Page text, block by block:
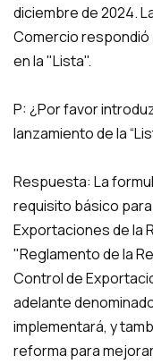
diciembre de 2024.
Comercio
en la "Lista".
P: ¿Por favor
lanzamiento de la
Respuesta: La
requisito básico
Exportaciones de la
"Reglamento de la
Control de
adelante
implementará, y
reforma para